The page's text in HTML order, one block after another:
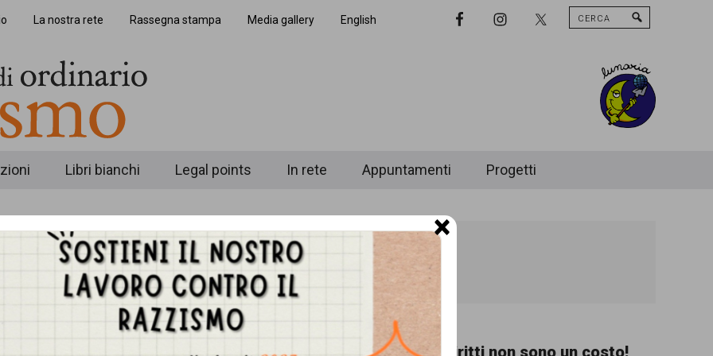
La nostra rete Rassegna stampa Media gallery English
Nav
Cerca
Libri bianchi Legal points In rete Appuntamenti Progetti
casuali?
Il dossier Costi disumani è on
I diritti non sono un costo!
×